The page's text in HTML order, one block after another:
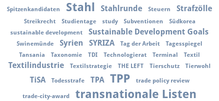
Spitzenkandidaten Stahl Stahlrunde Steuern Strafzölle
Streikrecht Studientage study Subventionen
Südkorea
sustainable development
Sustainable Development Goals
Swinemünde Syrien SYRIZA Tag der Arbeit
Tagesspiegel
Tansania
Taxonomie TDI Technologierat Terminal Textil
Textilindustrie Textilstrategie THE LEFT Tierschutz Tierwohl
TiSA Todesstrafe TPA TPP trade policy review
trade-city-award transnationale Listen